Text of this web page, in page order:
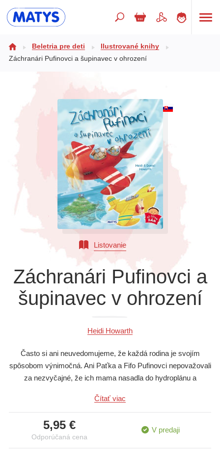
Doplnkový sortiment
Populárno - náučné pre deti
Výchova a pedagogika
Všetky kategórie
Beletria pre deti
Ilustrované knihy
Záchranári Pufinovci a šupinavec v ohrození
Listovanie
Záchranári Pufinovci a
šupinavec v ohrození
Heidi Howarth
Často si ani neuvedomujeme, že každá rodina je svojím
spôsobom výnimočná. Ani Paťka a Fifo Pufinovci nepovažovali
za nezvyčajné, že ich mama nasadla do hydroplánu a
záchranu mnohých významných druhov zvierat, ktoré s nami
a podarí sa nám zachrániť čo najviac živočíšnych druhov skôr,
než bude neskoro. V knihe sa nachádza aj maľovanka s
Čítať viac
5,95 €
Odporúčaná cena
V predaji